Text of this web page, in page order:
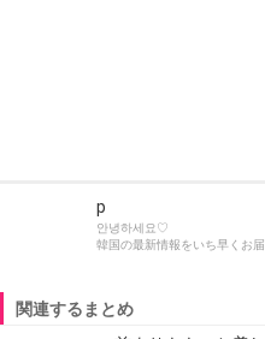
p
안녕하세요♡
韓国の最新情報をいち早くお
関連するまとめ